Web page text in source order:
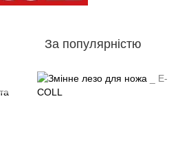
За популярністю